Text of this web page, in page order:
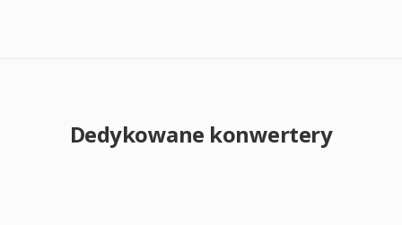
Dedykowane konwertery